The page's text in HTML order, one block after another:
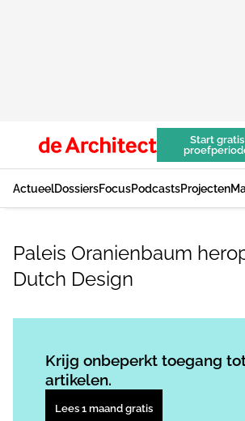
Start gratis
ActueelDossiersFocusPodcastsProjecten
Paleis Oranienbaum
Dutch Design
Krijg onbeperkt toegang
artikelen.
Lees 1 maand gratis